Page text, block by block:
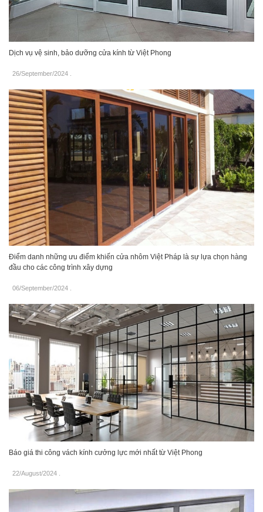
Dịch vụ vệ sinh, bảo dưỡng cửa kính từ Việt Phong
26/September/2024
Điểm danh những ưu điểm khiến cửa nhôm Việt Pháp là sự lựa chọn hàng
đầu cho các công trình xây dựng
06/September/2024
Báo giá thi công vách kính cưởng lực mới nhất từ Việt Phong
22/August/2024 .